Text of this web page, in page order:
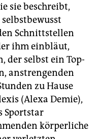
sie beschreibt,
Schnittstellen
ihm einbläut,
der selbst ein Top-
anstrengenden
zu Hause
(Alexa Demie),
Sportstar
körperliche